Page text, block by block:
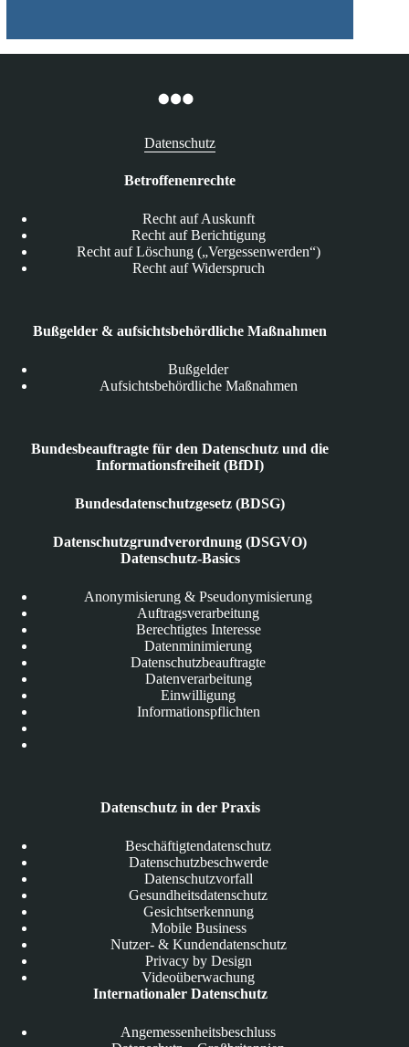
Datenschutz
Betroffenenrechte
Recht auf Auskunft
Recht auf Berichtigung
Recht auf Löschung („Vergessenwerden“)
Recht auf Widerspruch
Bußgelder & aufsichtsbehördliche Maßnahmen
Bußgelder
Aufsichtsbehördliche Maßnahmen
Bundesbeauftragte für den Datenschutz und die
Informationsfreiheit (BfDI)
Bundesdatenschutzgesetz (BDSG)
Datenschutzgrundverordnung (DSGVO)
Datenschutz-Basics
Anonymisierung & Pseudonymisierung
Auftragsverarbeitung
Berechtigtes Interesse
Datenminimierung
Datenschutzbeauftragte
Datenverarbeitung
Einwilligung
Informationspflichten
Datenschutz in der Praxis
Beschäftigtendatenschutz
Datenschutzbeschwerde
Datenschutzvorfall
Gesundheitsdatenschutz
Gesichtserkennung
Mobile Business
Nutzer- & Kundendatenschutz
Privacy by Design
Videoüberwachung
Internationaler Datenschutz
Angemessenheitsbeschluss